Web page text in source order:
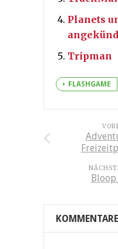
Planets
Tripman
FLASHGAME
Bloop
KOMMENTARE